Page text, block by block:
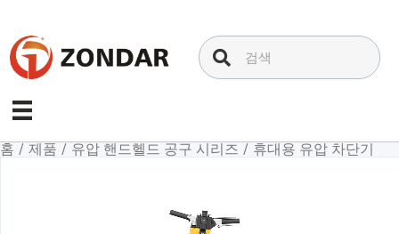
으
뛰
홈 / 제품 / 유압 핸드헬드 공구 시리즈 / 휴대용 유압 차단기